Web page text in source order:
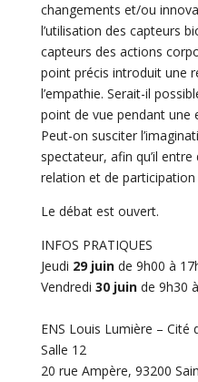
changements et/ou
l’utilisation des capteurs
capteurs des actions
point précis introduit une
l’empathie. Serait-il
point de vue pendant une
Peut-on susciter
spectateur, afin qu’il
relation et de participation
Le débat est ouvert.
INFOS PRATIQUES
Jeudi 29 juinde 9h00 à
Vendredi 30 juinde 9h30
ENS Louis Lumière – Cité
Salle 12
20 rue Ampère, 93200